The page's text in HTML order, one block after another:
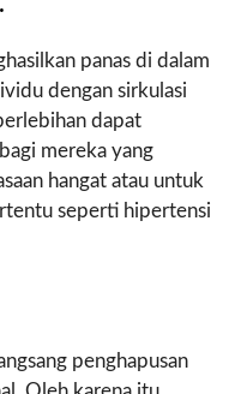
panas di dalam
dengan sirkulasi
dapat
mereka yang
hangat atau untuk
seperti hipertensi
penghapusan